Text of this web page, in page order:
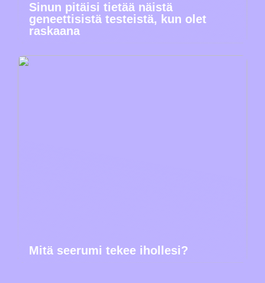
Sinun pitäisi tietää näistä
geneettisistä testeistä, kun olet
raskaana
Mitä seerumi tekee ihollesi?